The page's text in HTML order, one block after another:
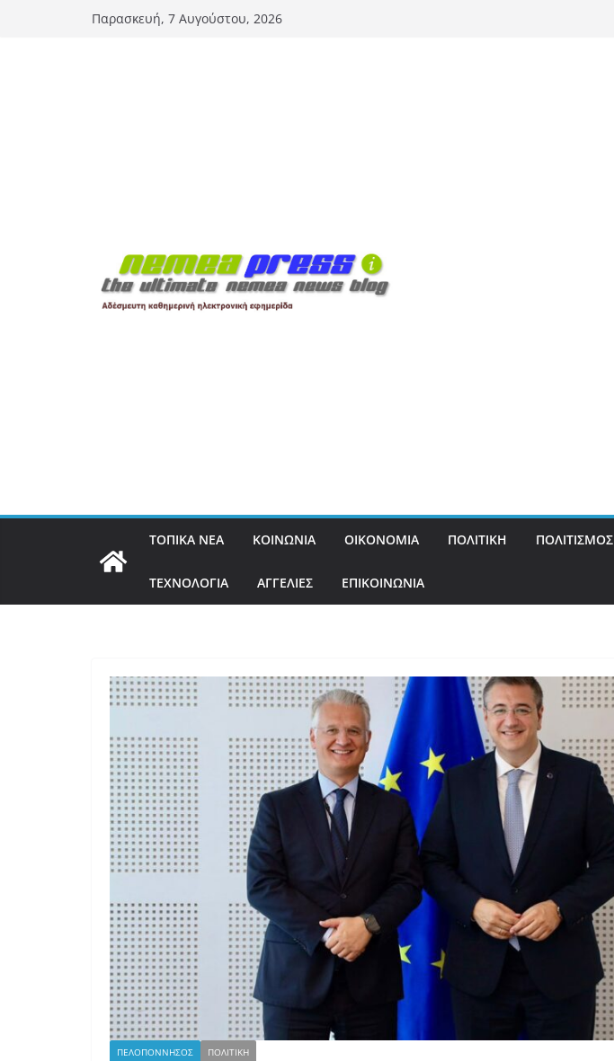
Παρασκευή, 7 Αυγούστου, 2026
ΤΟΠΙΚΑ ΝΕΑ ΚΟΙΝΩΝΙΑ ΟΙΚΟΝΟΜΙΑ ΠΟΛΙΤΙΚΗ ΠΟΛΙΤΙΣΜΟΣ
ΤΕΧΝΟΛΟΓΙΑ ΑΓΓΕΛΙΕΣ ΕΠΙΚΟΙΝΩΝΙΑ
ΠΕΛΟΠΟΝΝΗΣΟΣ ΠΟΛΙΤΙΚΗ